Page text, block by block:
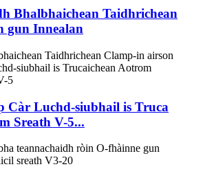
Bhalbhaichean Taidhrichean
gun Innealan
Càr Luchd-siubhail is Truca
Sreath V-5...